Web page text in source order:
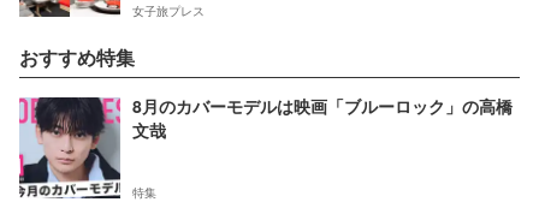
女子旅プレス
おすすめ特集
8月のカバーモデルは映画「ブルーロック」の高橋
文哉
特集